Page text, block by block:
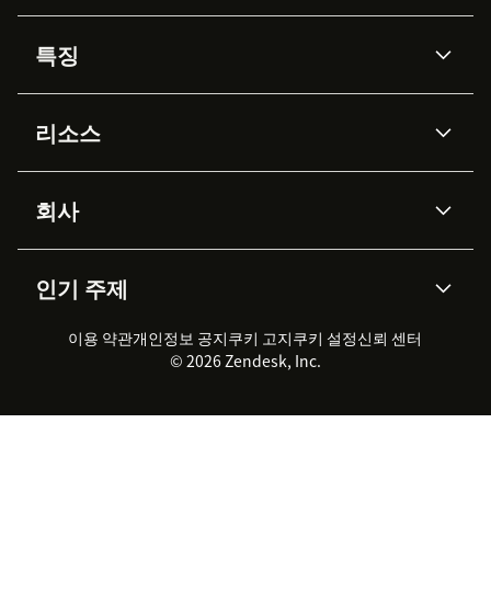
특징
Zendesk AI
Advanced Data Privacy &
Protection
지식창고
워크포스 관리
실시간 채팅
클라이언트 포털
리소스
API & 개발자
AI 리서치
이벤트 & 웨비나
고객 사례
회사
채용 정보
지속 가능성 보고서
Zendesk Foundation
법적 정보
인기 주제
2026 CX 트렌드
제품 업데이트
고객 서비스 소프트웨어
헬프 데스크 통합 티켓 관리 소
이용 약관개인정보 공지쿠키 고지쿠키 설정신뢰 센터
© 2026 Zendesk, Inc.